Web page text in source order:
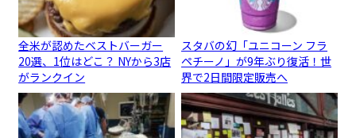
全米が認めたベストバーガー
20選、1位はどこ？ NYから3店
がランクイン
スタバの幻「ユニコーン フラ
ペチーノ」が9年ぶり復活！世
界で2日間限定販売へ